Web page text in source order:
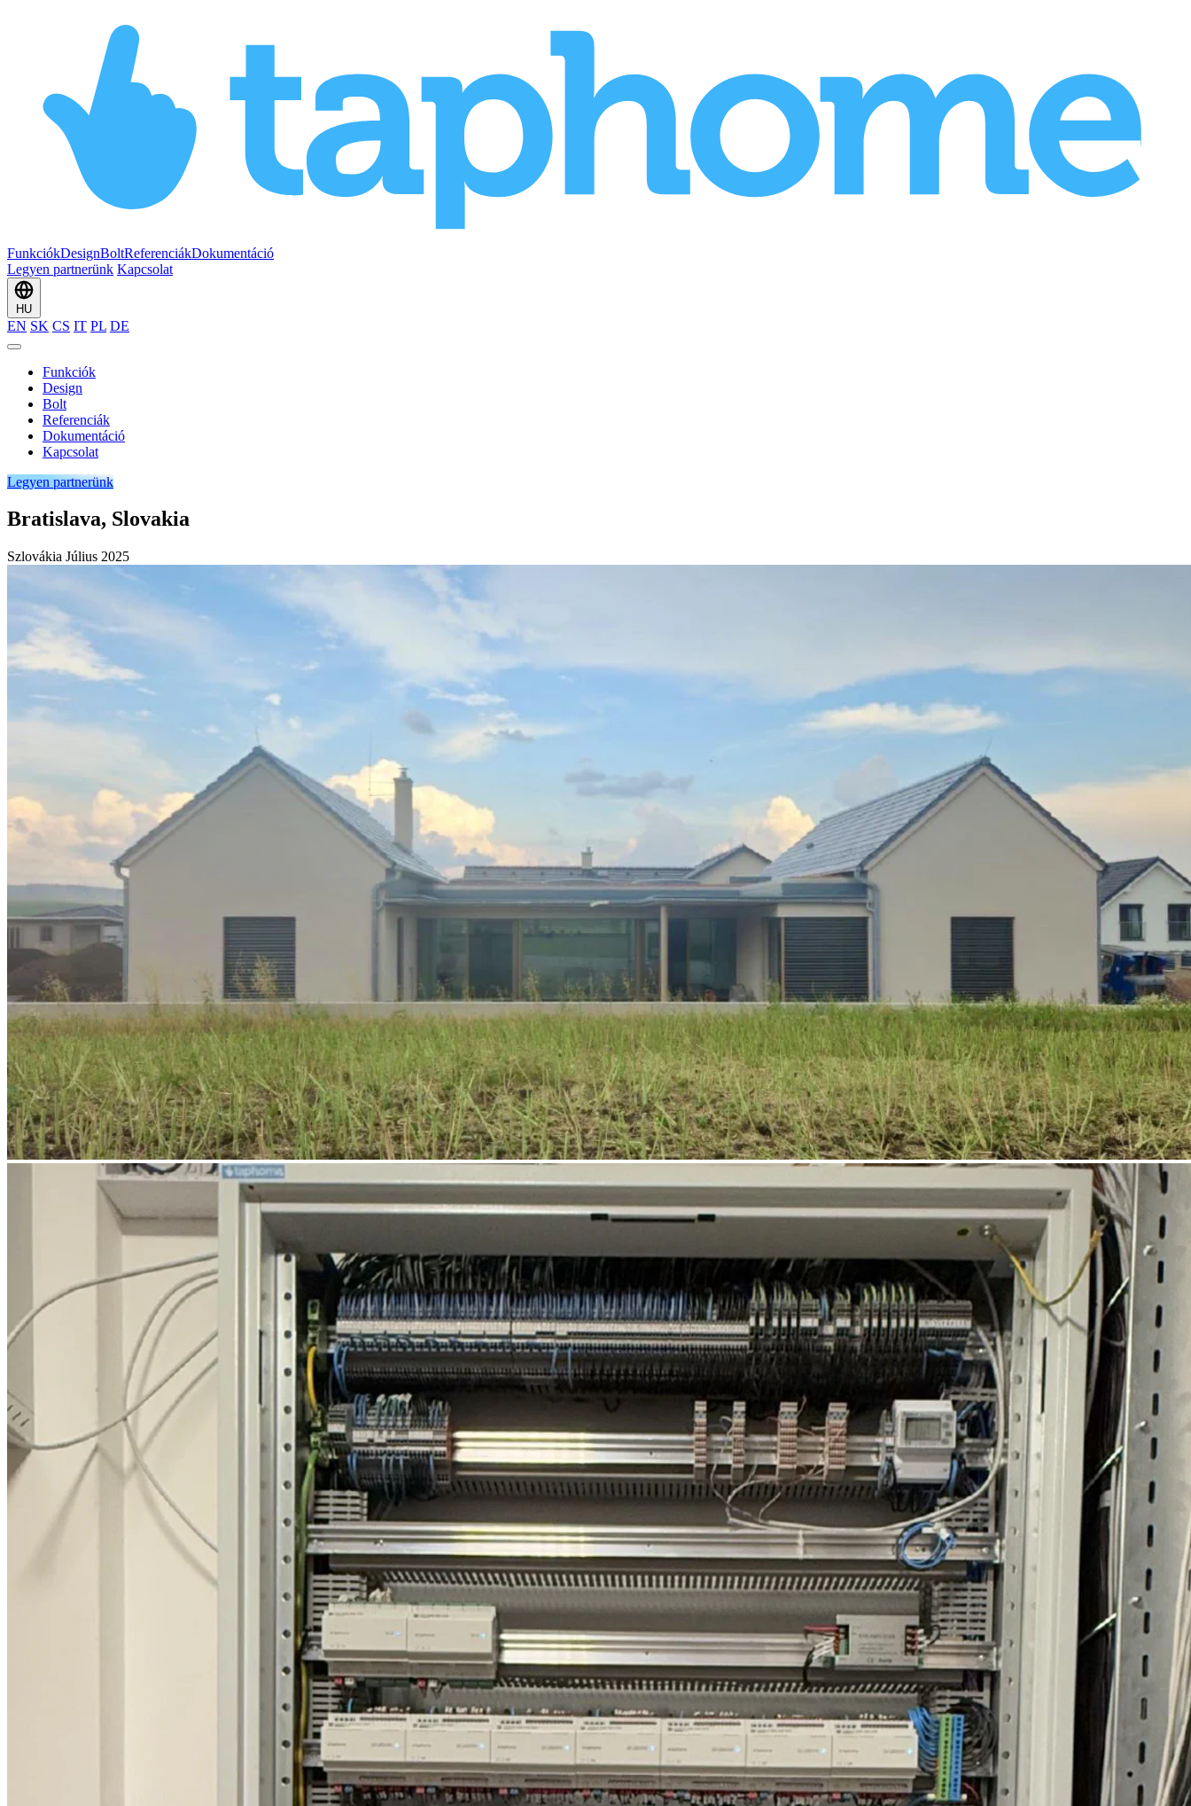
FunkciókDesignBoltReferenciákDokumentáció
Legyen partnerünk Kapcsolat
HU
EN SK CS IT PL DE
Funkciók
Design
Bolt
Referenciák
Dokumentáció
Kapcsolat
Legyen partnerünk
Bratislava, Slovakia
Szlovákia Július 2025